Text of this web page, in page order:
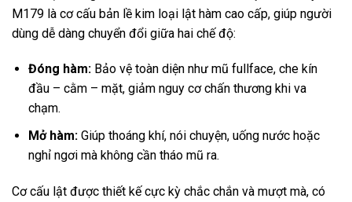
M179 là cơ cấu bản lề kim loại lật hàm cao cấp, giúp người
dùng dễ dàng chuyển đổi giữa hai chế độ:
Đóng hàm:Bảo vệ toàn diện như mũ fullface, che kín
đầu – cằm – mặt, giảm nguy cơ chấn thương khi va
chạm.
Mở hàm:Giúp thoáng khí, nói chuyện, uống nước hoặc
nghỉ ngơi mà không cần tháo mũ ra.
Cơ cấu lật được thiết kế cực kỳ chắc chắn và mượt mà, có